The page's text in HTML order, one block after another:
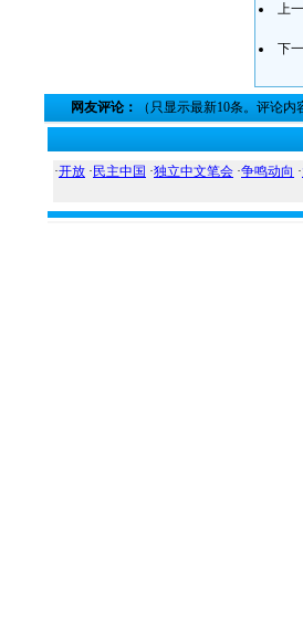
上
下
网友评论： （只显示最新10条。评论
·开放 · 民主中国 ·独立中文笔会 ·争鸣动向 ·